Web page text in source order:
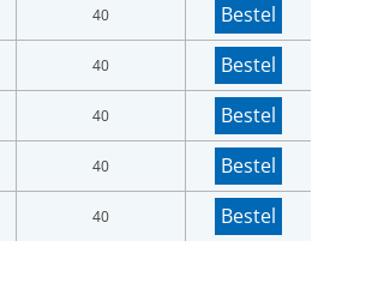
40 Bestel
40 Bestel
40 Bestel
40 Bestel
40 Bestel